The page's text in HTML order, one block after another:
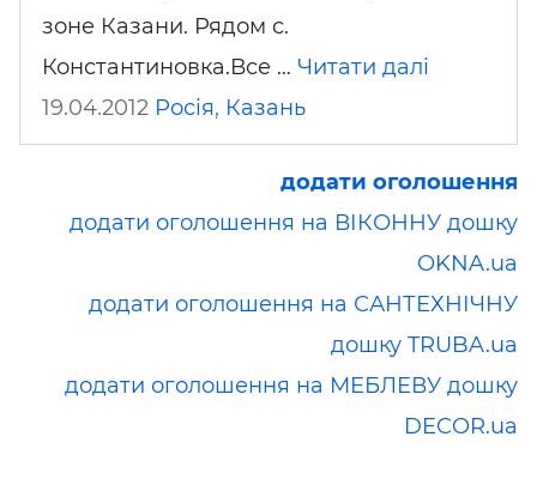
зоне Казани. Рядом с.
Константиновка.Все … Читати далі
19.04.2012 Росія, Казань
додати оголошення
додати оголошення на ВІКОННУ дошку
OKNA.ua
додати оголошення на САНТЕХНІЧНУ
дошку TRUBA.ua
додати оголошення на МЕБЛЕВУ дошку
DECOR.ua